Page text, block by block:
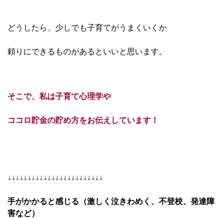
どうしたら、少しでも子育てがうまくいくか
頼りにできるものがあるといいと思います。
そこで、私は子育て心理学や
ココロ貯金の貯め方をお伝えしています！
手がかかると感じる （激しく泣きわめく、不登校、発達障
害など）